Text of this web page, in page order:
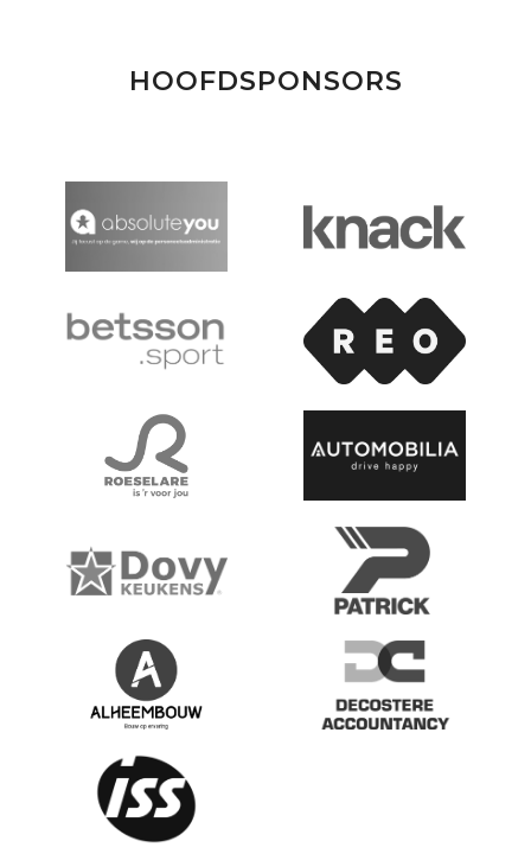
HOOFDSPONSORS